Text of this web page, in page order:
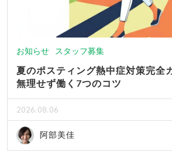
お知らせ スタッフ募集
夏のポスティング熱中症対策完全
無理せず働く7つのコツ
2026.08.06
阿部美佳